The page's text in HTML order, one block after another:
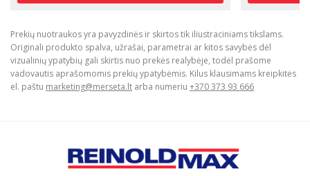
Prekių nuotraukos yra pavyzdinės ir skirtos tik iliustraciniams tikslams.
Originali produkto spalva, užrašai, parametrai ar kitos savybės dėl
vizualinių ypatybių gali skirtis nuo prekės realybėje, todėl prašome
vadovautis aprašomomis prekių ypatybėmis. Kilus klausimams kreipkitės
el. paštu marketing@merseta.lt arba numeriu +370 373 93 666